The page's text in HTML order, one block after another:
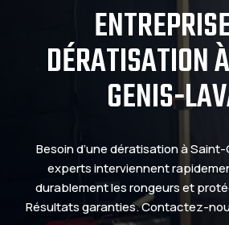
DÉRATISATION
GENIS-
Besoin d’une dératisation à
experts interviennent
durablement les rongeurs et
Résultats garanties. Contactez-